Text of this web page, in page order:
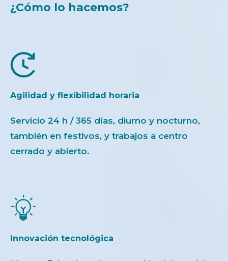
¿Cómo lo hacemos?
Agilidad y flexibilidad horaria
Servicio 24 h / 365 días, diurno y nocturno,
también en festivos, y trabajos a centro
cerrado y abierto.
Innovación tecnológica